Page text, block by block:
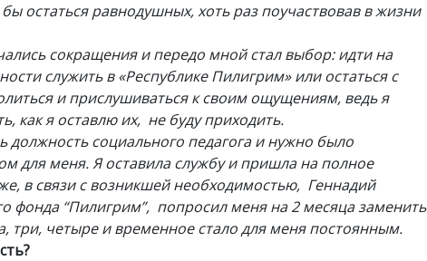
остаться равнодушных, хоть раз поучаствовав в жизни
сокращения и передо мной стал выбор: идти на
служить в «Республике Пилигрим» или остаться с
и прислушиваться к своим ощущениям, ведь я
как я оставлю их, не буду приходить.
социального педагога и нужно было
для меня. Я оставила службу и пришла на полное
в связи с возникшей необходимостью, Геннадий
фонда “Пилигрим”, попросил меня на 2 месяца заменить
три, четыре и временное стало для меня постоянным.